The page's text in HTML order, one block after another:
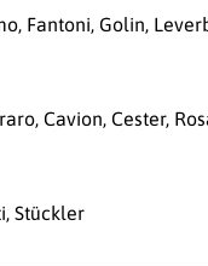
Fantoni, Golin,
Cavion, Cester,
Stückler